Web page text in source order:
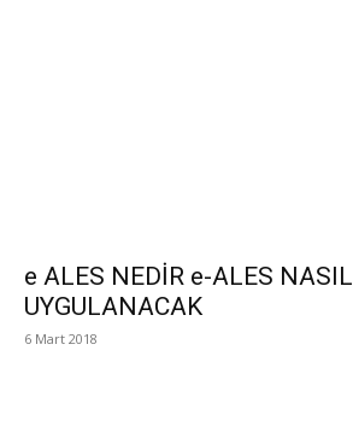
e ALES NEDİR e-ALES NASIL
UYGULANACAK
6 Mart 2018